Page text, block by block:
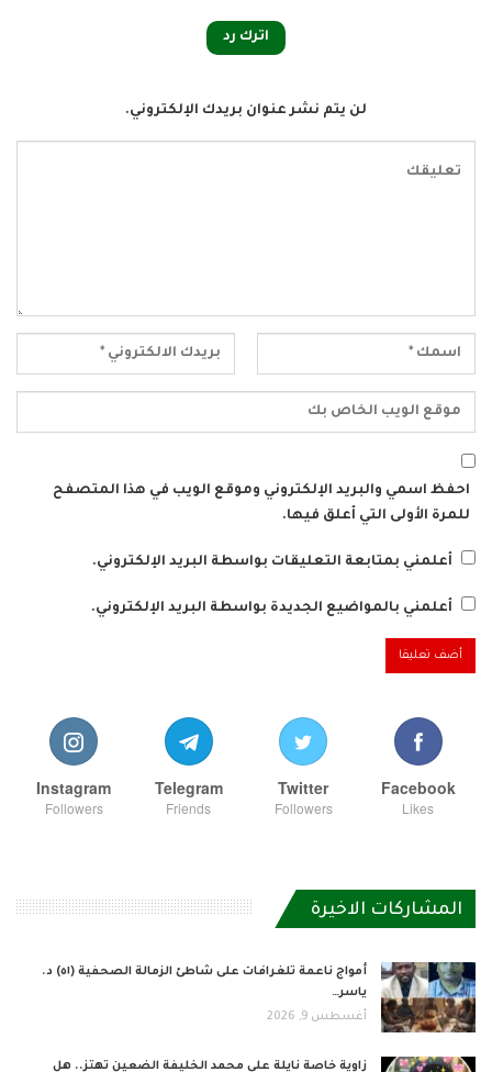
اترك رد
لن يتم نشر عنوان بريدك الإلكتروني.
احفظ اسمي والبريد الإلكتروني وموقع الويب في هذا المتصفح
للمرة الأولى التي أعلق فيها.
أعلمني بمتابعة التعليقات بواسطة البريد الإلكتروني.
أعلمني بالمواضيع الجديدة بواسطة البريد الإلكتروني.
Facebook
Likes
Twitter
Followers
Telegram
Friends
Instagram
Followers
المشاركات الاخيرة
أمواج ناعمة تلغرافات على شاطئ الزمالة الصحفية (٥١) د.
ياسر…
أغسطس 9, 2026
زاوية خاصة نايلة علي محمد الخليفة الضعين تهتز.. هل